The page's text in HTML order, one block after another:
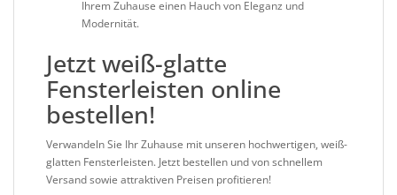
Ihrem Zuhause einen Hauch von Eleganz und
Modernität.
Jetzt weiß-glatte
Fensterleisten online
bestellen!
Verwandeln Sie Ihr Zuhause mit unseren hochwertigen, weiß-
glatten Fensterleisten. Jetzt bestellen und von schnellem
Versand sowie attraktiven Preisen profitieren!